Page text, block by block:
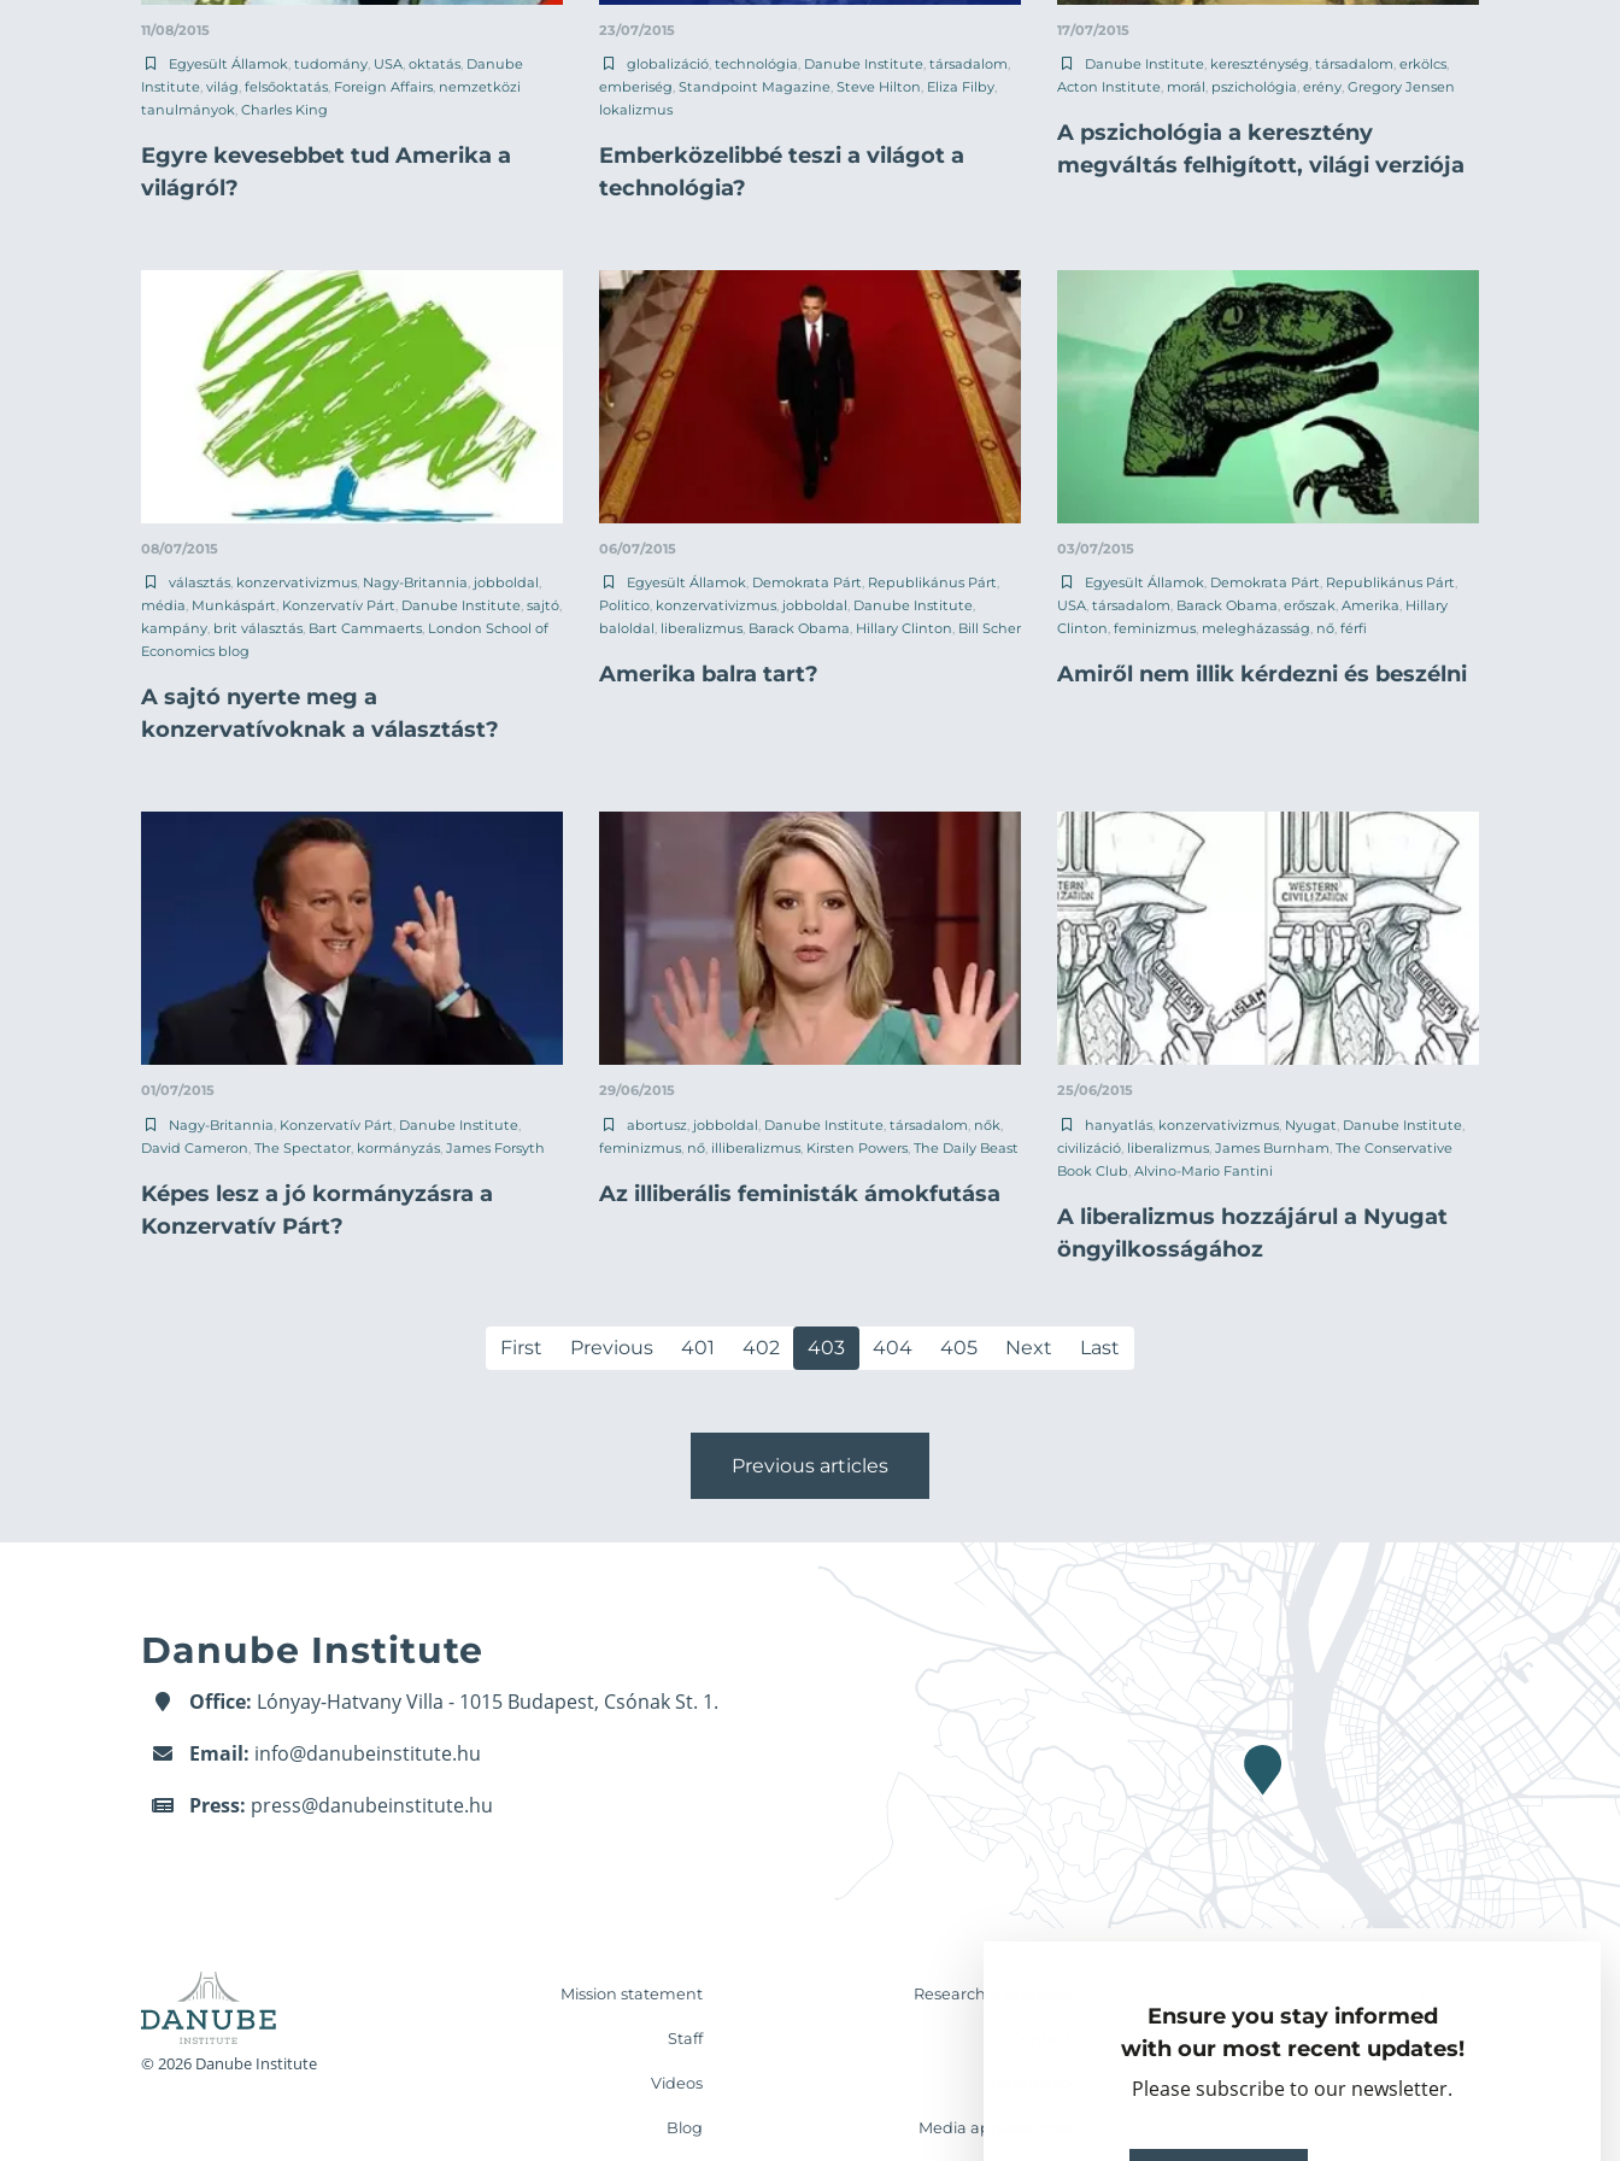
Ensure you stay informed
with our most recent updates!
Please subscribe to our newsletter.
11/08/2015
Egyesült Államok tudomány USA oktatás Danube
Institute világ felsőoktatás Foreign Affairs nemzetközi
tanulmányok Charles King
Egyre kevesebbet tud Amerika a
világról?
23/07/2015
globalizáció technológia Danube Institute társadalom
emberiség Standpoint Magazine Steve Hilton Eliza Filby
lokalizmus
Emberközelibbé teszi a világot a
technológia?
17/07/2015
Danube Institute kereszténység társadalom erkölcs
Acton Institute morál pszichológia erény Gregory Jensen
A pszichológia a keresztény
megváltás felhigított, világi verziója
08/07/2015
választás, konzervativizmus, Nagy-Britannia, jobboldal,
média, Munkáspárt, Konzervatív Párt, Danube Institute, sajtó,
kampány, brit választás, Bart Cammaerts, London School of
Economics blog
A sajtó nyerte meg a
konzervatívoknak a választást?
06/07/2015
Egyesült Államok, Demokrata Párt, Republikánus Párt,
Politico, konzervativizmus, jobboldal, Danube Institute,
baloldal, liberalizmus, Barack Obama, Hillary Clinton, Bill Scher
Amerika balra tart?
03/07/2015
Egyesült Államok, Demokrata Párt, Republikánus Párt,
USA, társadalom, Barack Obama, erőszak, Amerika, Hillary
Clinton, feminizmus, melegházasság, nő, férfi
Amiről nem illik kérdezni és beszélni
01/07/2015
Nagy-Britannia Konzervatív Párt Danube Institute
David Cameron The Spectator kormányzás James Forsyth
Képes lesz a jó kormányzásra a
Konzervatív Párt?
29/06/2015
abortusz jobboldal Danube Institute társadalom nők
feminizmus nő illiberalizmus Kirsten Powers The Daily Beast
Az illiberális feministák ámokfutása
25/06/2015
hanyatlás konzervativizmus Nyugat Danube Institute
civilizáció liberalizmus James Burnham The Conservative
Book Club Alvino-Mario Fantini
A liberalizmus hozzájárul a Nyugat
öngyilkosságához
First Previous 401 402 403 404 405 Next Last
Previous articles
Danube Institute
Office: Lónyay-Hatvany Villa - 1015 Budapest, Csónak St. 1.
Email: info@danubeinstitute.hu
Press: press@danubeinstitute.hu
© 2026 Danube Institute
Mission statement Research & Analyses
Staff Visiting Fellows
Videos Partner organisations
Blog Media appearances